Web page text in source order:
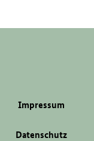
Impressum
Datenschutz